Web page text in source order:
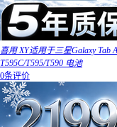
喜用 XY适用于三星Galaxy Tab
T595C/T595/T590 电池
0条评价